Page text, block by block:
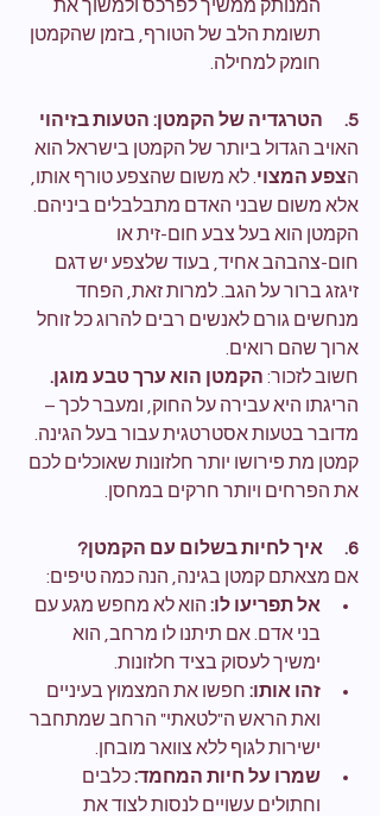
המנותק ממשיך לפרכס ולמשוך את
תשומת הלב של הטורף, בזמן שהקמטן
חומק למחילה.
5.      הטרגדיה של הקמטן: הטעות בזיהוי
האויב הגדול ביותר של הקמטן בישראל הוא
הצפע המצוי . לא משום שהצפע טורף אותו,
אלא משום שבני האדם מתבלבלים ביניהם.
הקמטן הוא בעל צבע חום-זית או
חום-צהבהב אחיד, בעוד שלצפע יש דגם
זיגזג ברור על הגב. למרות זאת, הפחד
מנחשים גורם לאנשים רבים להרוג כל זוחל
ארוך שהם רואים.
חשוב לזכור: הקמטן הוא ערך טבע מוגן.
הריגתו היא עבירה על החוק, ומעבר לכך –
מדובר בטעות אסטרטגית עבור בעל הגינה.
קמטן מת פירושו יותר חלזונות שאוכלים לכם
את הפרחים ויותר חרקים במחסן.
6.      איך לחיות בשלום עם הקמטן?
אם מצאתם קמטן בגינה, הנה כמה טיפים:
אל תפריעו לו: הוא לא מחפש מגע עם
בני אדם. אם תיתנו לו מרחב, הוא
ימשיך לעסוק בציד חלזונות.
זהו אותו: חפשו את המצמוץ בעיניים
ואת הראש ה"לטאתי" הרחב שמתחבר
ישירות לגוף ללא צוואר מובחן.
שמרו על חיות המחמד: כלבים
וחתולים עשויים לנסות לצוד את